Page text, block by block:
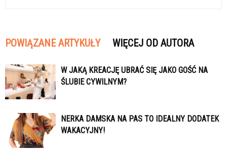
POWIĄZANE ARTYKUŁY WIĘCEJ OD AUTORA
W JAKĄ KREACJĘ UBRAĆ SIĘ JAKO GOŚĆ NA
ŚLUBIE CYWILNYM?
NERKA DAMSKA NA PAS TO IDEALNY DODATEK
WAKACYJNY!